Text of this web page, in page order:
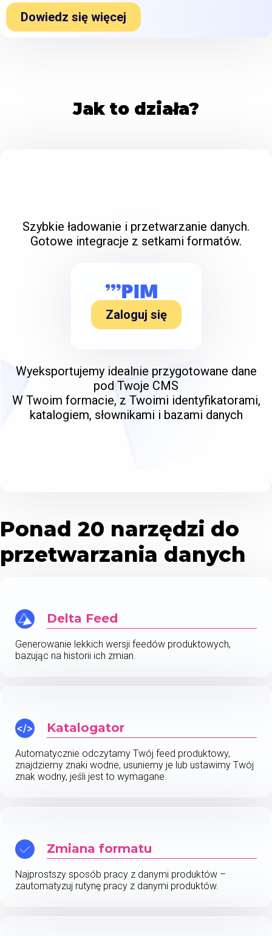
Dowiedz się więcej
Jak to działa?
Szybkie ładowanie i przetwarzanie danych.
Gotowe integracje z setkami formatów.
Zaloguj się
Wyeksportujemy idealnie przygotowane dane
pod Twoje CMS
W Twoim formacie, z Twoimi identyfikatorami,
katalogiem, słownikami i bazami danych
Ponad 20 narzędzi do
przetwarzania danych
Delta Feed
Generowanie lekkich wersji feedów produktowych,
bazując na historii ich zmian.
Katalogator
Automatycznie odczytamy Twój feed produktowy,
znajdziemy znaki wodne, usuniemy je lub ustawimy Twój
znak wodny, jeśli jest to wymagane.
Zmiana formatu
Najprostszy sposób pracy z danymi produktów –
zautomatyzuj rutynę pracy z danymi produktów.